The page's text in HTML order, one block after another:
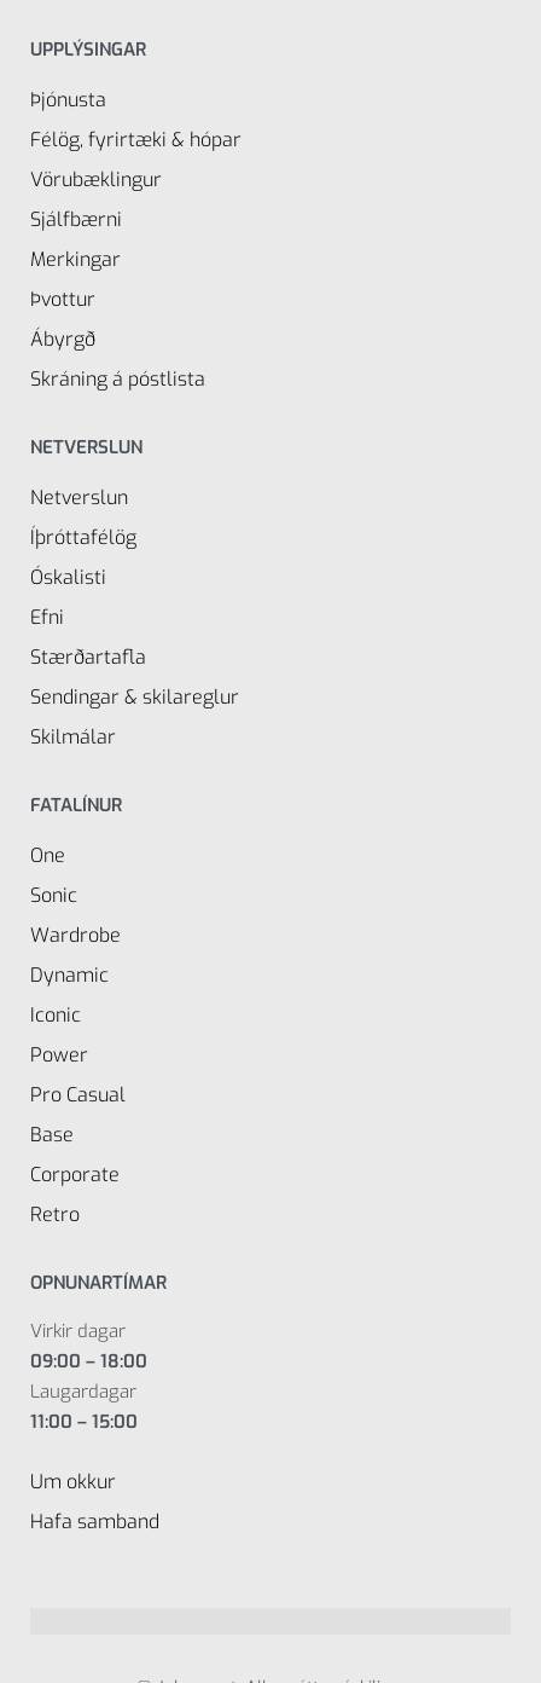
UPPLÝSINGAR
Þjónusta
Félög, fyrirtæki & hópar
Vörubæklingur
Sjálfbærni
Merkingar
Þvottur
Ábyrgð
Skráning á póstlista
NETVERSLUN
Netverslun
Íþróttafélög
Óskalisti
Efni
Stærðartafla
Sendingar & skilareglur
Skilmálar
FATALÍNUR
One
Sonic
Wardrobe
Dynamic
Iconic
Power
Pro Casual
Base
Corporate
Retro
OPNUNARTÍMAR
Virkir dagar
09:00 – 18:00
Laugardagar
11:00 – 15:00
Um okkur
Hafa samband